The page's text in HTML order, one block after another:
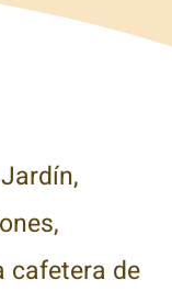
cafetera de